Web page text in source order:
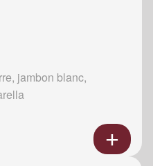
jambon blanc,